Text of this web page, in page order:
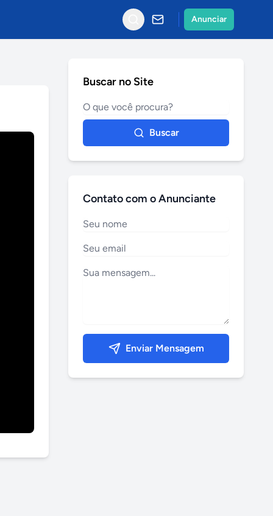
Anunciar
Buscar no Site
Buscar
Contato com o Anunciante
Enviar Mensagem